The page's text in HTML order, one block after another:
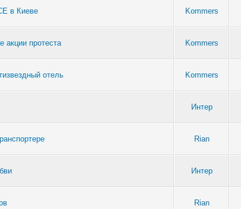
в Киеве Kommers
акции протеста Kommers
отель Kommers
Интер
Rian
Интер
Rian